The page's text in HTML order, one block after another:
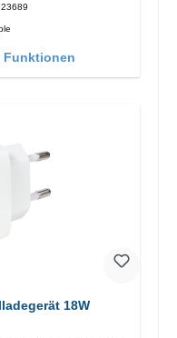
Funktionen
18W